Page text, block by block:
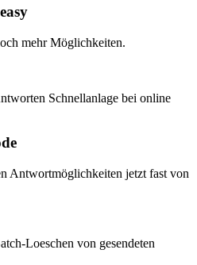
mehr Möglichkeiten.
Antwortmöglichkeiten jetzt fast von